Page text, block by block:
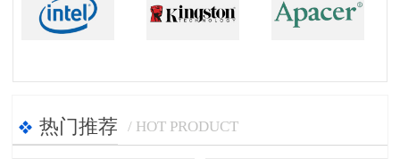
热门推荐 / HOT PRODUCT